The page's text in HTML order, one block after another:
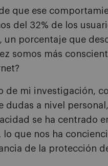
que ese
del 32% de los
un porcentaje que
somos más
de mi investigación,
dudas a nivel
se ha centrado
que nos ha
de la protección